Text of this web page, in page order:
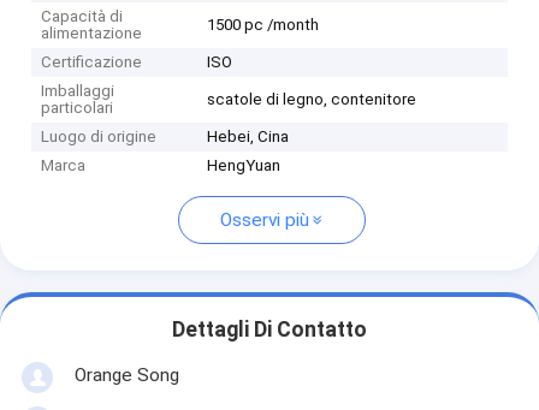
Capacità di
alimentazione
1500 pc /month
Certificazione
ISO
Imballaggi
particolari
scatole di legno, contenitore
Luogo di origine
Hebei, Cina
Marca
HengYuan
Osservi più
Dettagli Di Contatto
Orange Song